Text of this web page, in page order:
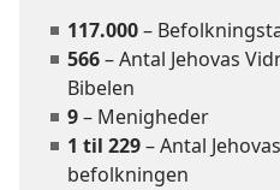
117.000–
566– Antal Jehovas
Bibelen
9– Menigheder
1 til 229– Antal
befolkningen